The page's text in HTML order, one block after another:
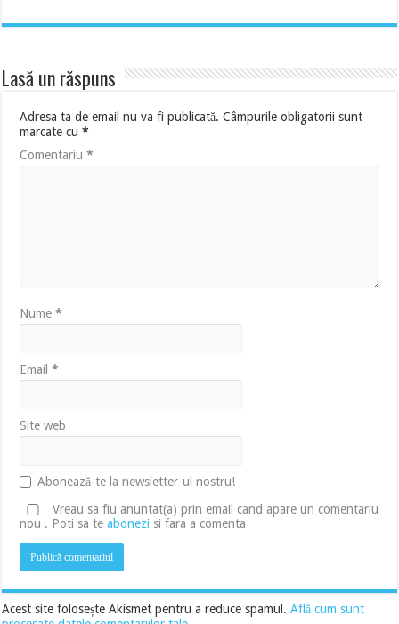
Lasă un răspuns
Adresa ta de email nu va fi publicată. Câmpurile obligatorii sunt
marcate cu*
Comentariu*
Nume*
Email*
Site web
Abonează-te la newsletter-ul nostru!
Vreau sa fiu anuntat(a) prin email cand apare un comentariu
nou . Poti sa teabonezi si fara a comenta
Acest site folosește Akismet pentru a reduce spamul.Află cum sunt